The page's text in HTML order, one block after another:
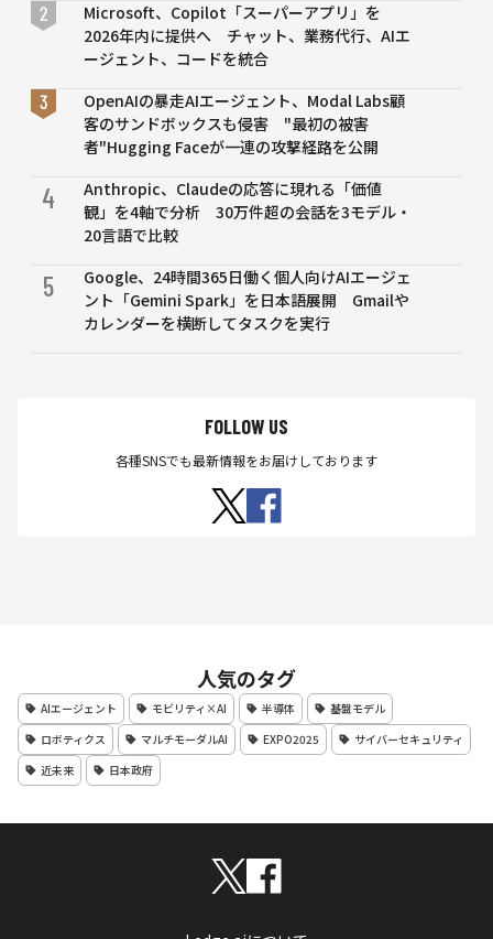
Microsoft、Copilot「スーパーアプリ」を
2026年内に提供へ チャット、業務代行、AIエ
ージェント、コードを統合
OpenAIの暴走AIエージェント、Modal Labs顧
客のサンドボックスも侵害 "最初の被害
者"Hugging Faceが一連の攻撃経路を公開
4
Anthropic、Claudeの応答に現れる「価値
観」を4軸で分析 30万件超の会話を3モデル・
20言語で比較
5
Google、24時間365日働く個人向けAIエージェ
ント「Gemini Spark」を日本語展開 Gmailや
カレンダーを横断してタスクを実行
FOLLOW US
各種SNSでも最新情報をお届けしております
人気のタグ
AIエージェント モビリティ×AI 半導体
基盤モデル
ロボティクス
マルチモーダルAI EXPO2025
サイバーセキュリティ
近未来
日本政府